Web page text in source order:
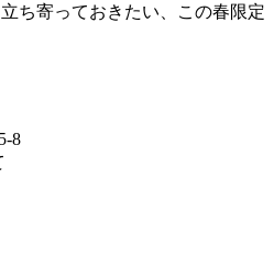
ち寄っておきたい、この春限定
8